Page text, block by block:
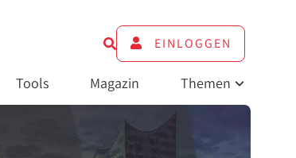
EINLOGGEN
Tools Magazin Themen